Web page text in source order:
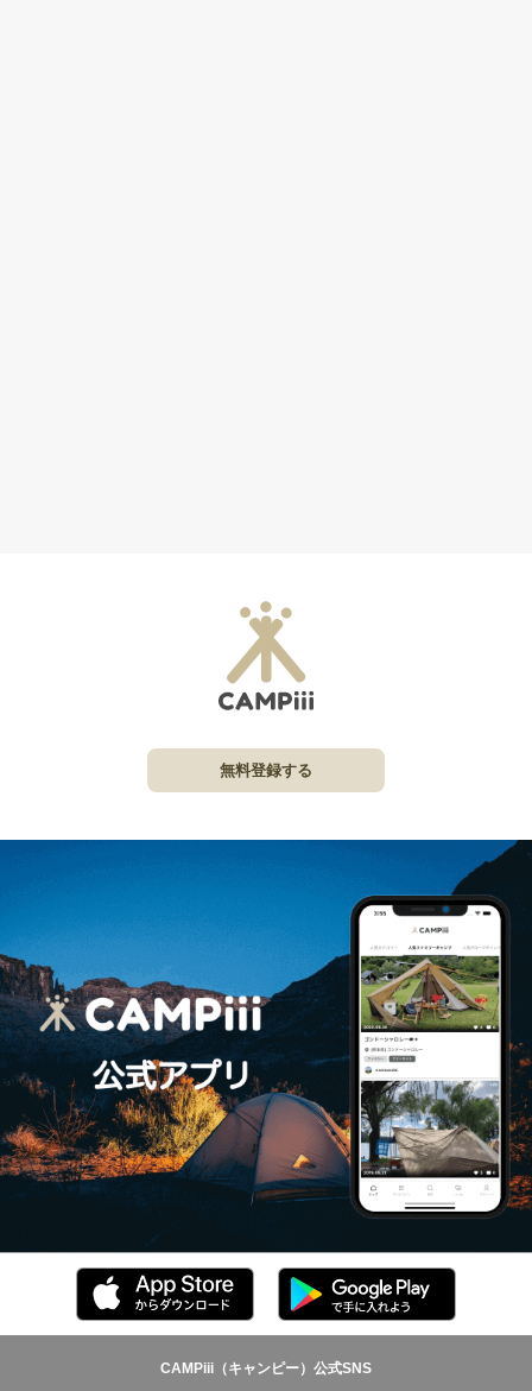
無料登録する
CAMPiii（キャンピー）公式SNS